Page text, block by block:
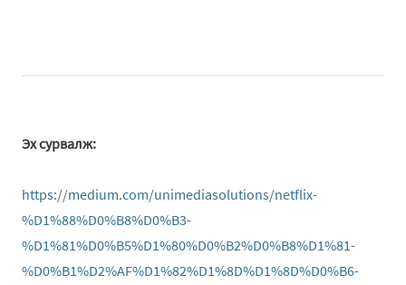
Эх сурвалж:
https://medium.com/unimediasolutions/netflix-
%D1%88%D0%B8%D0%B3-
%D1%81%D0%B5%D1%80%D0%B2%D0%B8%D1%81-
%D0%B1%D2%AF%D1%82%D1%8D%D1%8D%D0%B6-